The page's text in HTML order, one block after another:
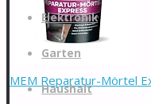
Elektronik
Garten
Haushalt
MEM Reparatur-Mörtel